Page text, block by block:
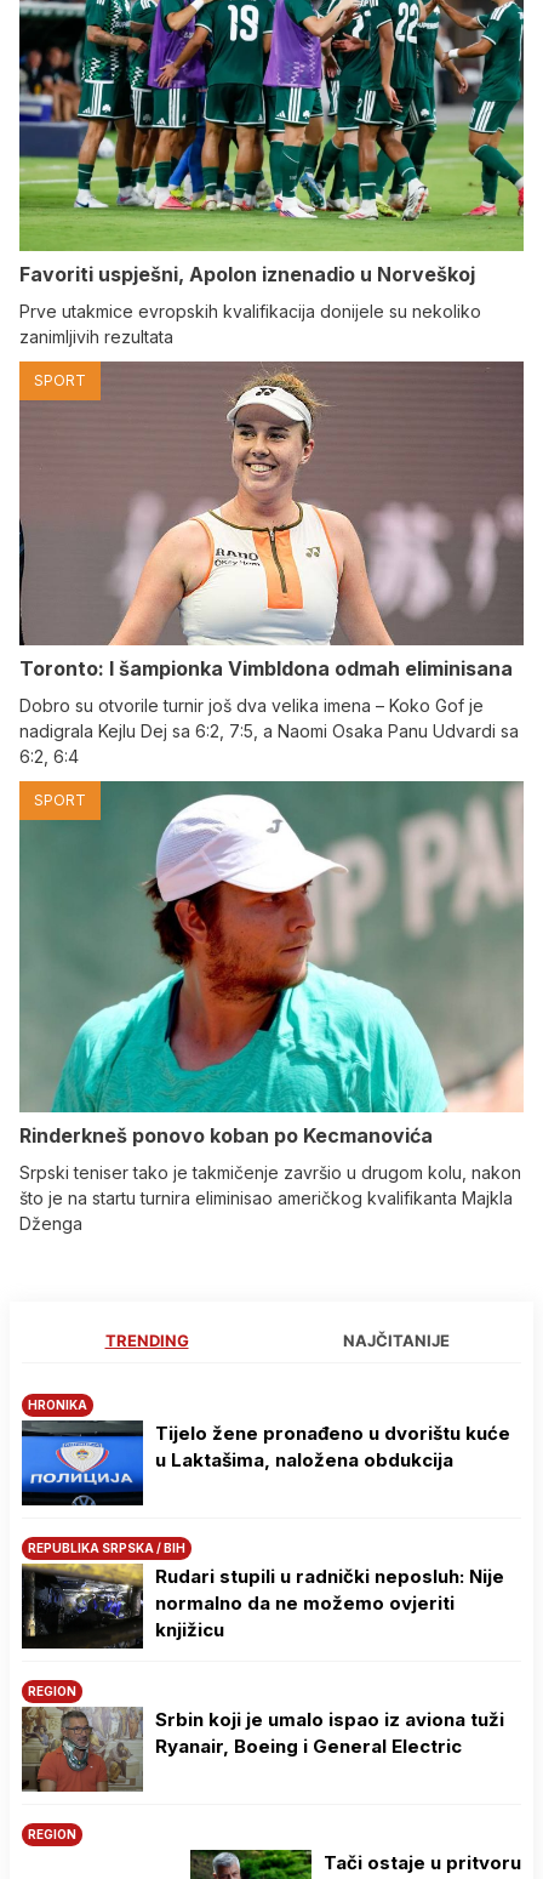
Favoriti uspješni, Apolon iznenadio u Norveškoj
Prve utakmice evropskih kvalifikacija donijele su nekoliko
zanimljivih rezultata
SPORT
Toronto: I šampionka Vimbldona odmah eliminisana
Dobro su otvorile turnir još dva velika imena – Koko Gof je
nadigrala Kejlu Dej sa 6:2, 7:5, a Naomi Osaka Panu Udvardi sa
6:2, 6:4
SPORT
Rinderkneš ponovo koban po Kecmanovića
Srpski teniser tako je takmičenje završio u drugom kolu, nakon
što je na startu turnira eliminisao američkog kvalifikanta Majkla
Dženga
TRENDING NAJČITANIJE
HRONIKA
Tijelo žene pronađeno u dvorištu kuće
u Laktašima, naložena obdukcija
REPUBLIKA SRPSKA / BIH
Rudari stupili u radnički neposluh: Nije
normalno da ne možemo ovjeriti
knjižicu
REGION
Srbin koji je umalo ispao iz aviona tuži
Ryanair, Boeing i General Electric
REGION
Tači ostaje u pritvoru